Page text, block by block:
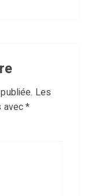
Les
avec*